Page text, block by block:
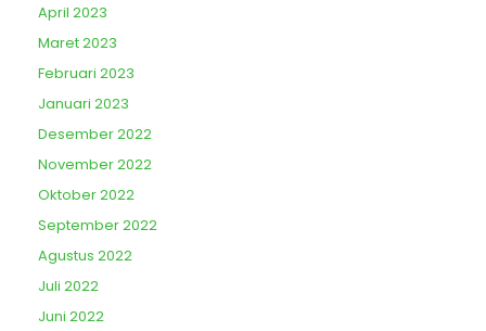
April 2023
Maret 2023
Februari 2023
Januari 2023
Desember 2022
November 2022
Oktober 2022
September 2022
Agustus 2022
Juli 2022
Juni 2022